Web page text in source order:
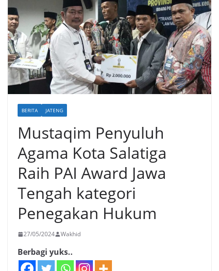
BERITA JATENG
Mustaqim Penyuluh
Agama Kota Salatiga
Raih PAI Award Jawa
Tengah kategori
Penegakan Hukum
27/05/2024 Wakhid
Berbagi yuks..